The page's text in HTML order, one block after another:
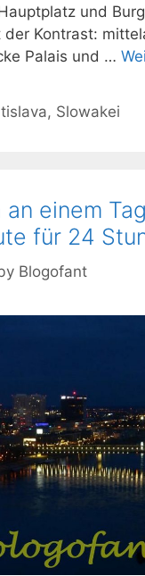
und
Kontrast:
Palais und …
, Slowakei
einem
für 24
Blogofant